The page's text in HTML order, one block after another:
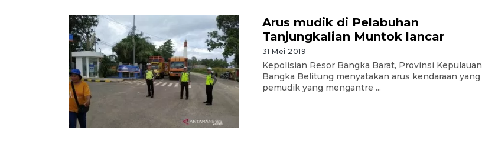
Arus mudik di Pelabuhan
Tanjungkalian Muntok lancar
31 Mei 2019
Kepolisian Resor Bangka Barat, Provinsi Kepulauan
Bangka Belitung menyatakan arus kendaraan yang
pemudik yang mengantre ...